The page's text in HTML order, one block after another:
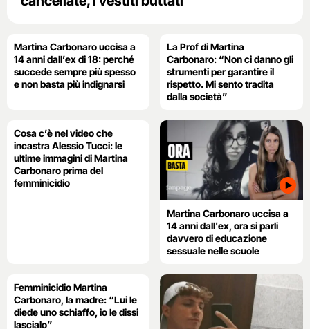
Martina Carbonaro uccisa a
14 anni dall’ex di 18: perché
succede sempre più spesso
e non basta più indignarsi
La Prof di Martina
Carbonaro: “Non ci danno gli
strumenti per garantire il
rispetto. Mi sento tradita
dalla società”
Cosa c’è nel video che
incastra Alessio Tucci: le
ultime immagini di Martina
Carbonaro prima del
femminicidio
Martina Carbonaro uccisa a
14 anni dall'ex, ora si parli
davvero di educazione
sessuale nelle scuole
Femminicidio Martina
Carbonaro, la madre: “Lui le
diede uno schiaffo, io le dissi
lascialo”